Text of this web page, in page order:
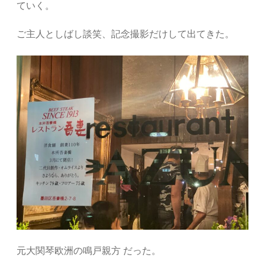
ていく。
ご主人としばし談笑、記念撮影だけして出てきた。
元大関琴欧洲の鳴戸親方 だった。